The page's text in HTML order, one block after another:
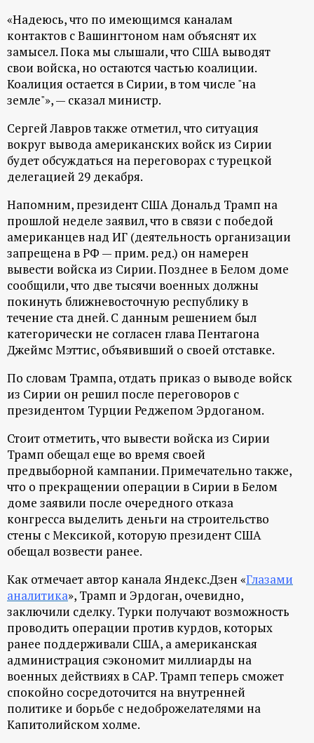
ц
и
о
н
ы
й
п
о
р
т
а
л
«Надеюсь, что по имеющимся каналам
контактов с Вашингтоном нам объяснят их
замысел. Пока мы слышали, что США выводят
свои войска, но остаются частью коалиции.
Коалиция остается в Сирии, в том числе "на
земле"», — сказал министр.
Сергей Лавров также отметил, что ситуация
вокруг вывода американских войск из Сирии
будет обсуждаться на переговорах с турецкой
делегацией 29 декабря.
Напомним, президент США Дональд Трамп на
прошлой неделе заявил, что в связи с победой
американцев над ИГ (деятельность организации
запрещена в РФ — прим. ред.) он намерен
вывести войска из Сирии. Позднее в Белом доме
сообщили, что две тысячи военных должны
покинуть ближневосточную республику в
течение ста дней. С данным решением был
категорически не согласен глава Пентагона
Джеймс Мэттис, объявивший о своей отставке.
По словам Трампа, отдать приказ о выводе войск
из Сирии он решил после переговоров с
президентом Турции Реджепом Эрдоганом.
Стоит отметить, что вывести войска из Сирии
Трамп обещал еще во время своей
предвыборной кампании. Примечательно также,
что о прекращении операции в Сирии в Белом
доме заявили после очередного отказа
конгресса выделить деньги на строительство
стены с Мексикой, которую президент США
обещал возвести ранее.
Как отмечает автор канала Яндекс.Дзен «Глазами
аналитика», Трамп и Эрдоган, очевидно,
заключили сделку. Турки получают возможность
проводить операции против курдов, которых
ранее поддерживали США, а американская
администрация сэкономит миллиарды на
военных действиях в САР. Трамп теперь сможет
спокойно сосредоточится на внутренней
политике и борьбе с недоброжелателями на
Капитолийском холме.